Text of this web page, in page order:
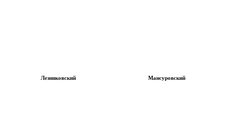
Лезниковский Мансуровский